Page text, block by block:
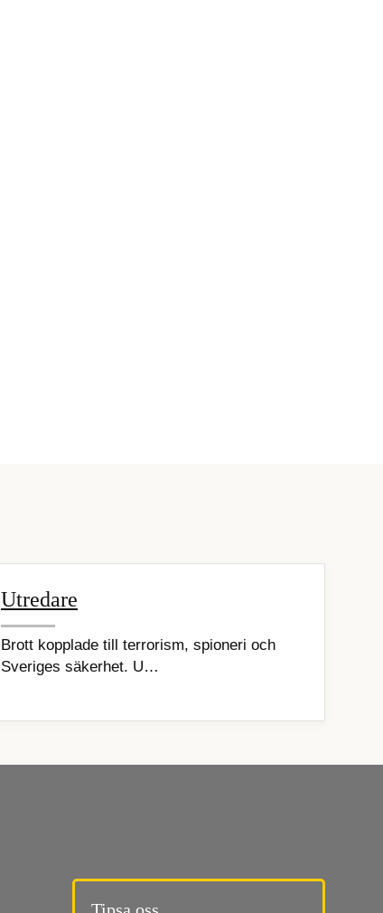
Utredare
Brott kopplade till terrorism, spioneri och
Sveriges säkerhet. U…